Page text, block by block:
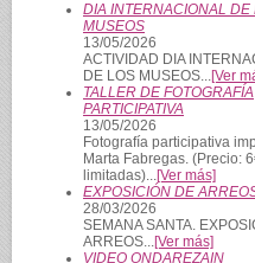
DIA INTERNACIONAL DE
MUSEOS
13/05/2026
ACTIVIDAD DIA
DE LOS MUSEOS...[Ver
TALLER DE FOTOGRAFÍA
PARTICIPATIVA
13/05/2026
Fotografía participativa
Marta Fabregas. (Precio:
limitadas)...[Ver más]
EXPOSICIÓN DE
28/03/2026
SEMANA SANTA.
ARREOS...[Ver más]
VIDEO ONDAREZAIN